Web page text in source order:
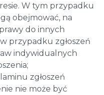
W tym przypadku
obejmować, na
do innych
przypadku zgłoszeń
indywidualnych
zgłoszeń
nie może być